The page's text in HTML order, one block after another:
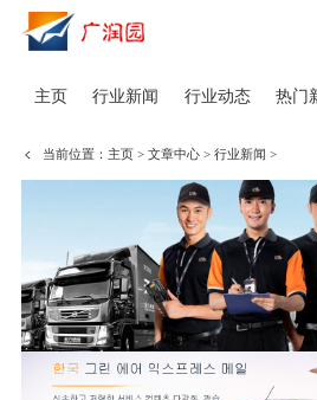
主页 行业新闻 行业动态 热门
当前位置：主页 >文章中心 >行业新闻 >